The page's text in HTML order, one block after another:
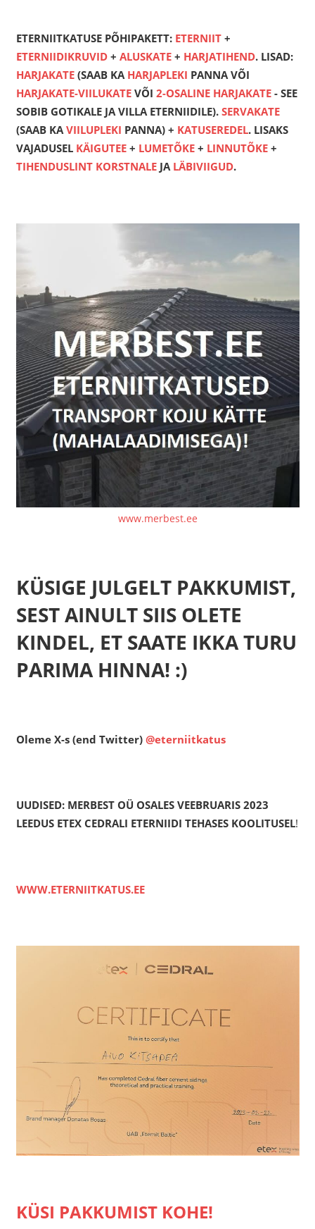
ETERNIITKATUSE PÕHIPAKETT: ETERNIIT+
ETERNIIDIKRUVID+ ALUSKATE+ HARJATIHEND. LISAD:
HARJAKATE(SAAB KA HARJAPLEKI PANNA VÕI
HARJAKATE-VIILUKATEVÕI 2-OSALINE HARJAKATE- SEE
SOBIB GOTIKALE JA VILLA ETERNIIDILE). SERVAKATE
(SAAB KAVIILUPLEKI PANNA) + KATUSEREDEL. LISAKS
VAJADUSEL KÄIGUTEE+ LUMETÕKE+ LINNUTÕKE+
TIHENDUSLINT KORSTNALEJA LÄBIVIIGUD.
www.merbest.ee
KÜSIGE JULGELT PAKKUMIST,
SEST AINULT SIIS OLETE
KINDEL, ET SAATE IKKA TURU
PARIMA HINNA! :)
Oleme X-s (end Twitter) @eterniitkatus
UUDISED: MERBEST OÜ OSALES VEEBRUARIS 2023
LEEDUS ETEX CEDRALI ETERNIIDI TEHASES KOOLITUSEL!
WWW.ETERNIITKATUS.EE
KÜSI PAKKUMIST KOHE!